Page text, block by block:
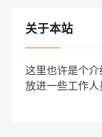
关于本站
这里也许是个
放进一些工作人